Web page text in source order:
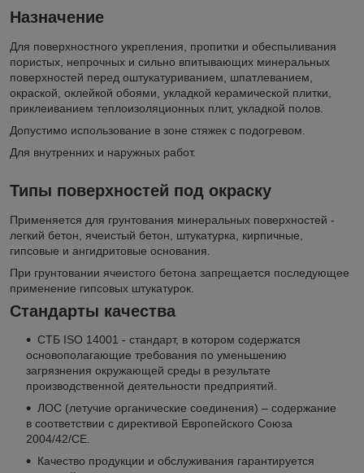
Назначение
Для поверхностного укрепления, пропитки и обеспыливания
пористых, непрочных и сильно впитывающих минеральных
поверхностей перед оштукатуриванием, шпатлеванием,
окраской, оклейкой обоями, укладкой керамической плитки,
приклеиванием теплоизоляционных плит, укладкой полов.
Допустимо использование в зоне стяжек с подогревом.
Для внутренних и наружных работ.
Типы поверхностей под окраску
Применяется для грунтования минеральных поверхностей -
легкий бетон, ячеистый бетон, штукатурка, кирпичные,
гипсовые и ангидритовые основания.
При грунтовании ячеистого бетона запрещается последующее
применение гипсовых штукатурок.
Стандарты качества
СТБ ISO 14001 - стандарт, в котором содержатся
основополагающие требования по уменьшению
загрязнения окружающей среды в результате
производственной деятельности предприятий.
ЛОС (летучие органические соединения) – содержание
в соответствии с директивой Европейского Союза
2004/42/CE.
Качество продукции и обслуживания гарантируется